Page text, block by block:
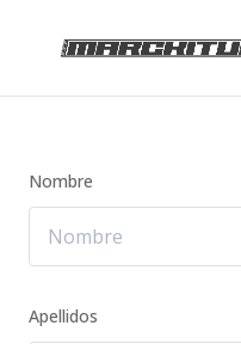
Nombre
Apellidos